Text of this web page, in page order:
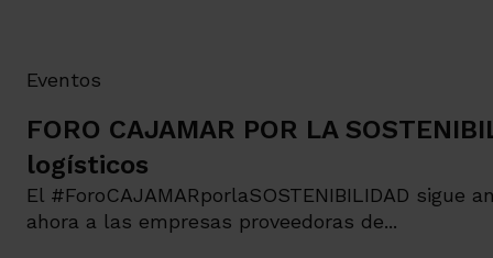
Eventos
FORO CAJAMAR POR LA
logísticos
El #ForoCAJAMARporlaSOSTENIBILIDAD
ahora a las empresas proveedoras de...